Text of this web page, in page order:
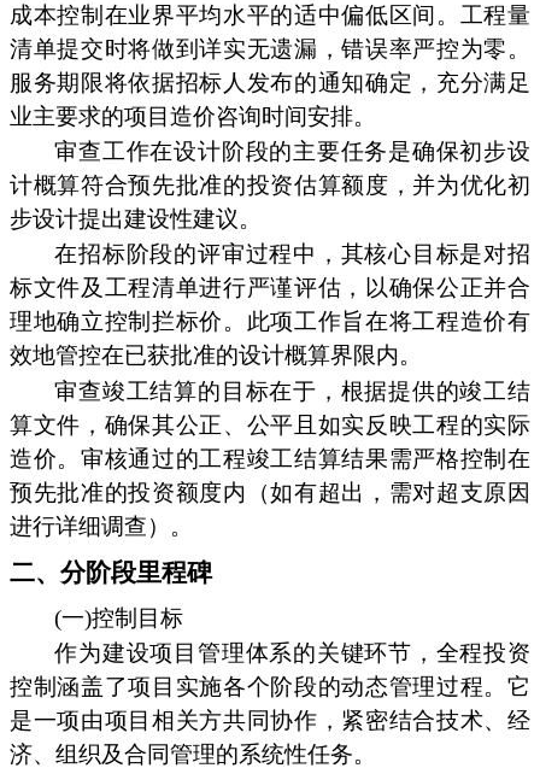
成本控制在业界平均水平的适中偏低区间。工程量
清单提交时将做到详实无遗漏，错误率严控为零。
服务期限将依据招标人发布的通知确定，充分满足
业主要求的项目造价咨询时间安排。
审查工作在设计阶段的主要任务是确保初步设
计概算符合预先批准的投资估算额度，并为优化初
步设计提出建设性建议。
在招标阶段的评审过程中，其核心目标是对招
标文件及工程清单进行严谨评估，以确保公正并合
理地确立控制拦标价。此项工作旨在将工程造价有
效地管控在已获批准的设计概算界限内。
审查竣工结算的目标在于，根据提供的竣工结
算文件，确保其公正、公平且如实反映工程的实际
造价。审核通过的工程竣工结算结果需严格控制在
预先批准的投资额度内（如有超出，需对超支原因
进行详细调查）。
二、分阶段里程碑
(一)控制目标
作为建设项目管理体系的关键环节，全程投资
控制涵盖了项目实施各个阶段的动态管理过程。它
是一项由项目相关方共同协作，紧密结合技术、经
济、组织及合同管理的系统性任务。